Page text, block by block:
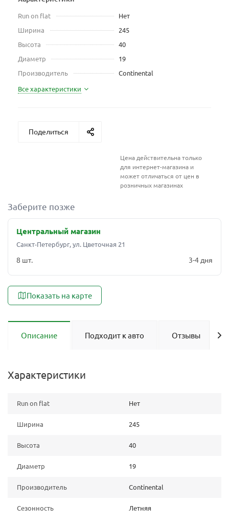
Run on flat
Нет
Ширина
245
Высота
40
Диаметр
19
Производитель
Continental
Все характеристики
Поделиться
Цена действительна только
для интернет-магазина и
может отличаться от цен в
розничных магазинах
Заберите позже
Центральный магазин
Санкт-Петербург, ул. Цветочная 21
8 шт. 3-4 дня
Показать на карте
Описание Подходит к авто Отзывы
Характеристики
Run on flat Нет
Ширина 245
Высота 40
Диаметр 19
Производитель Continental
Сезонность Летняя